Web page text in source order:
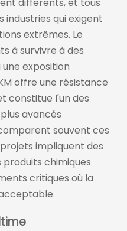
différents, et tous
industries qui exigent
extrêmes. Le
à survivre à des
exposition
offre une résistance
constitue l'un des
avancés
souvent ces
impliquent des
produits chimiques
critiques où la